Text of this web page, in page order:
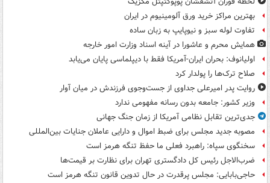
بهترین مراکز خرید ورق آلومینیوم در ایران
تفاوت لوله سبز و نیوپایپ به زبان ساده
همایش محرم و عاشورا در آینه اسناد وزارت امور خارجه
اولیانوف: بحران ایران-آمریکا فقط با دیپلماسی پایان می‌یابد
صلاح ترک‌ها را پولدار کرد
روایت پدر امیرعلی جداوی از جست‌وجوی فرزندش در میان آوار
وزیر کشور: جامعه بدون رسانه مفهومی ندارد
جدی‌ترین تقابل نظامی آمریکا از زمان جنگ جهانی
مصوبه جدید مجلس برای ضبط اموال و دارایی عاملان جنایات بین‌المللی
سخنگوی سپاه: راهبرد فعلی ما حفظ تنگه هرمز است
ضرب‌الاجل رئیس کل دادگستری تهران برای نظارت بر قیمت‌ها
حاجی‌بابایی: مجلس پرقدرت در حال تدوین قانون تنگه هرمز است